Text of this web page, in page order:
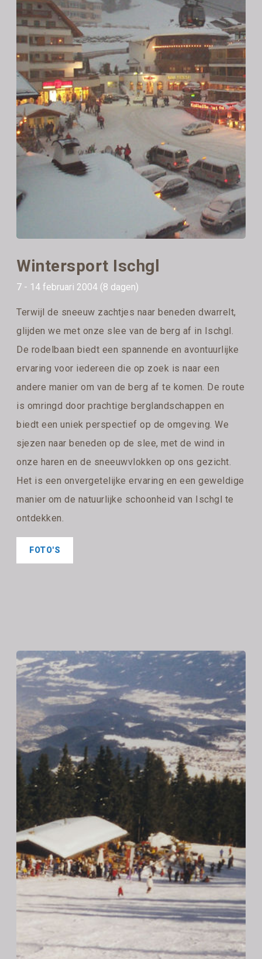
Wintersport Ischgl
7 - 14 februari 2004 (8 dagen)
Terwijl de sneeuw zachtjes naar beneden dwarrelt,
glijden we met onze slee van de berg af in Ischgl.
De rodelbaan biedt een spannende en avontuurlijke
ervaring voor iedereen die op zoek is naar een
andere manier om van de berg af te komen. De route
is omringd door prachtige berglandschappen en
biedt een uniek perspectief op de omgeving. We
sjezen naar beneden op de slee, met de wind in
onze haren en de sneeuwvlokken op ons gezicht.
Het is een onvergetelijke ervaring en een geweldige
manier om de natuurlijke schoonheid van Ischgl te
ontdekken.
FOTO'S